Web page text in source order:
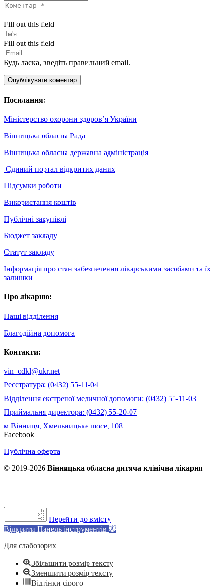
Fill out this field
Fill out this field
Будь ласка, введіть правильний email.
Опублікувати коментар
Посилання:
Міністерство охорони здоров’я України
Вінницька обласна Рада
Вінницька обласна державна адміністрація
Єдиний портал відкритих даних
Підсумки роботи
Використання коштів
Публічні закупівлі
Бюджет закладу
Статут закладу
Інформація про стан забезпечення лікарськими засобами та їх
залишки
Про лікарню:
Наші відділення
Благодійна допомога
Контакти:
vin_odkl@ukr.net
Реєстратура: (0432) 55-11-04
Відділення екстреної медичної допомоги: (0432) 55-11-03
Приймальня директора: (0432) 55-20-07
м.Вінниця, Хмельницьке шосе, 108
Facebook
Публічна оферта
© 2019-2026 Вінницька обласна дитяча клінічна лікарня
Перейти до вмісту
Відкрити Панель інструментів
Для слабозорих
Збільшити розмір тексту
Зменшити розмір тексту
Відтінки сірого